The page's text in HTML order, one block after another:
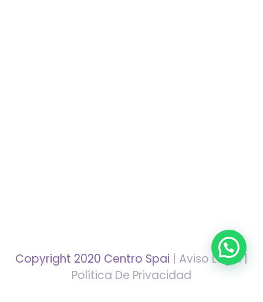
Copyright 2020 Centro Spai | Aviso Legal |
Política De Privacidad